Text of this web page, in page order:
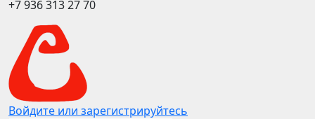
+7 936 313 27 70
Войдите или зарегистрируйтесь